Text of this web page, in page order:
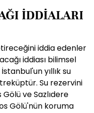
İDDİALARI
iddia edenler
iddiası bilimsel
yıllık su
Su rezervini
ve Sazlıdere
Gölü'nün koruma